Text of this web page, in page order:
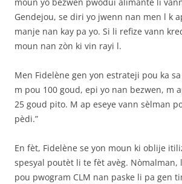
moun yo bezwen pwodui alimantè li
Gendejou, se diri yo jwenn nan men l k
manje nan kay pa yo. Si li refize vann
moun nan zòn ki vin rayi l.
Men Fidelène gen yon estrateji pou ka sa
m pou 100 goud, epi yo nan bezwen, m
25 goud pito. M ap eseye vann sèlman
pèdi.”
En fèt, Fidelène se yon moun ki oblije
spesyal poutèt li te fèt avèg. Nòmalman,
pou pwogram CLM nan paske li pa gen